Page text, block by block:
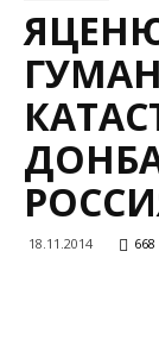
18.11.2014 668